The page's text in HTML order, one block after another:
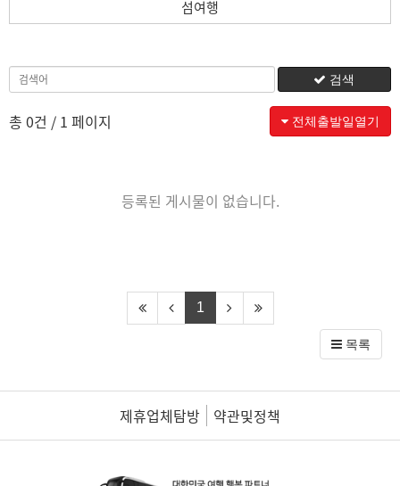
섬여행
검색
총 0건 / 1 페이지 전체출발일열기
등록된 게시물이 없습니다.
1
목록
제휴업체탐방 약관및정책